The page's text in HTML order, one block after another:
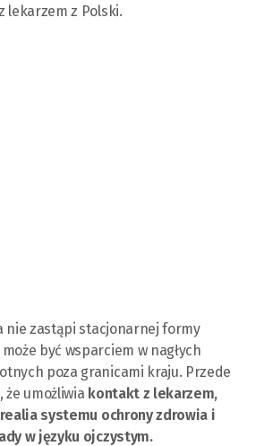
lekarzem z Polski.
nie zastąpi stacjonarnej formy
być wsparciem w nagłych
poza granicami kraju. Przede
umożliwia kontakt z lekarzem,
systemu ochrony zdrowia i
w języku ojczystym.